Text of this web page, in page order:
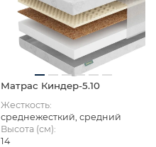
Матрас Киндер-5.10
Жесткость:
среднежесткий, средний
Высота (см):
14